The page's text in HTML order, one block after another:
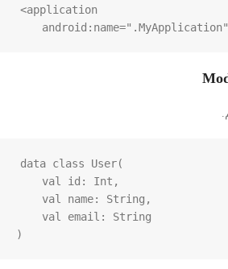
<application
android:name=".MyApplication"
data class User(
val
id : Int ,
val
name: String ,
val
email : String
)